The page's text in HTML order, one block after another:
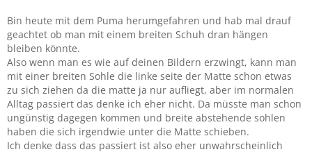
Bin heute mit dem Puma herumgefahren und hab mal drauf
geachtet ob man mit einem breiten Schuh dran hängen
bleiben könnte.
Also wenn man es wie auf deinen Bildern erzwingt, kann man
mit einer breiten Sohle die linke seite der Matte schon etwas
zu sich ziehen da die matte ja nur aufliegt, aber im normalen
Alltag passiert das denke ich eher nicht. Da müsste man schon
ungünstig dagegen kommen und breite abstehende sohlen
haben die sich irgendwie unter die Matte schieben.
Ich denke dass das passiert ist also eher unwahrscheinlich